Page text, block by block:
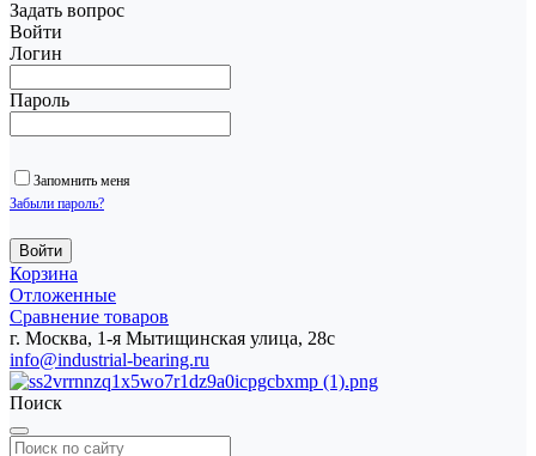
Задать вопрос
Войти
Логин
Пароль
Запомнить меня
Забыли пароль?
Корзина
Отложенные
Сравнение товаров
г. Москва, 1-я Мытищинская улица, 28с
info@industrial-bearing.ru
Поиск